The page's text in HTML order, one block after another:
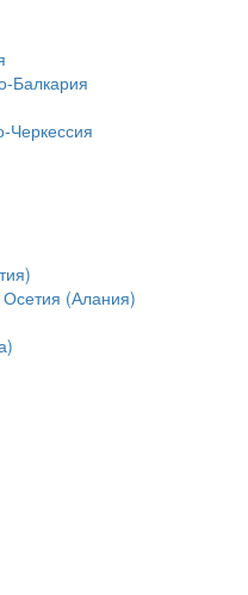
Балкария
Черкессия
(Алания)